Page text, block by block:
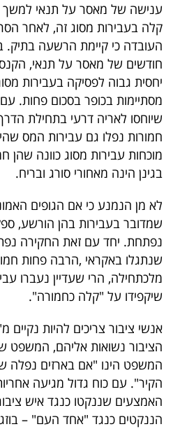
קלה בעבירות מסוג זה, לאחר
יחסית גבוה לפסיקה בעבירות
מסתיימות בכופר בסכום פחות.
שיוחסו לאריה דרעי בתחילת
חמורות נפלו גם עבירות המס
מוכחות עבירות מסוג כוונה שהן
בגינן הינה מאחורי סורג ובריח.
לא מן הנמנע כי אם הגופים
שמדובר בעבירות בהן הורשע,
נפתחת. יחד עם זאת החקירה
שנתגלו באקראי ,הרבה פחות
מלכתחילה, הרי שעדיין נעברו
שיקפידו על "קלה כחמורה".
אנשי ציבור צריכים להיות נקיים
הציבור נשואות אליהם, המשפט
המשפט הינו "אם בארזים נפלה
הקיר". עם כוח גדול מגיעה
האמצעים שננקטו כנגד איש
הננקטים כנגד "אחד העם" –